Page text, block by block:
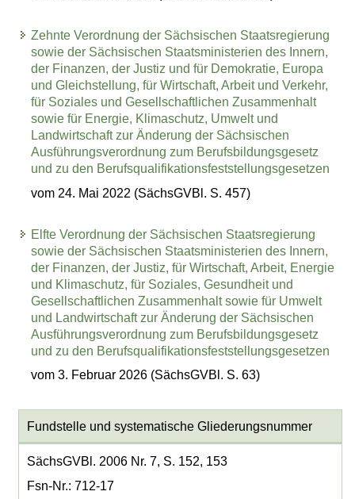
Zehnte Verordnung der Sächsischen Staatsregierung
sowie der Sächsischen Staatsministerien des Innern,
der Finanzen, der Justiz und für Demokratie, Europa
und Gleichstellung, für Wirtschaft, Arbeit und Verkehr,
für Soziales und Gesellschaftlichen Zusammenhalt
sowie für Energie, Klimaschutz, Umwelt und
Landwirtschaft zur Änderung der Sächsischen
Ausführungsverordnung zum Berufsbildungsgesetz
und zu den Berufsqualifikationsfeststellungsgesetzen
vom 24. Mai 2022 (SächsGVBl. S. 457)
Elfte Verordnung der Sächsischen Staatsregierung
sowie der Sächsischen Staatsministerien des Innern,
der Finanzen, der Justiz, für Wirtschaft, Arbeit, Energie
und Klimaschutz, für Soziales, Gesundheit und
Gesellschaftlichen Zusammenhalt sowie für Umwelt
und Landwirtschaft zur Änderung der Sächsischen
Ausführungsverordnung zum Berufsbildungsgesetz
und zu den Berufsqualifikationsfeststellungsgesetzen
vom 3. Februar 2026 (SächsGVBl. S. 63)
Fundstelle und systematische Gliederungsnummer
SächsGVBl. 2006 Nr. 7, S. 152, 153
Fsn-Nr.: 712-17